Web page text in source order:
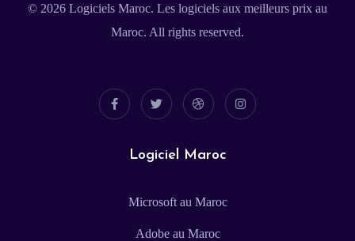
© 2026 Logiciels Maroc. Les logiciels aux meilleurs prix au
Maroc. All rights reserved.
Logiciel Maroc
Microsoft au Maroc
Adobe au Maroc